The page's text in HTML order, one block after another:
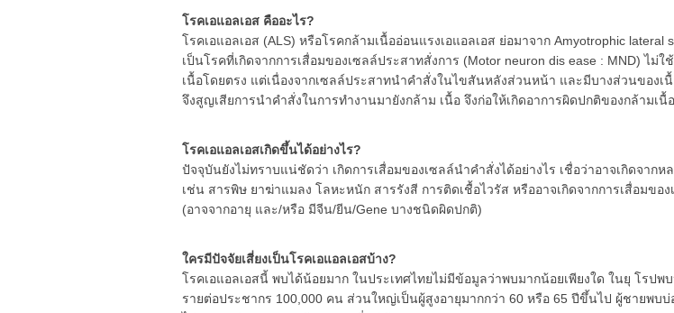
โรคเอแอลเอส คืออะไร?
โรคเอแอลเอส (ALS) หรือโรคกล้ามเนื้ออ่อนแรงเอแอลเอส ย่อมาจาก Amyotrophic lateral
เป็นโรคที่เกิดจากการเสื่อมของเซลล์ประสาทสั่งการ (Motor neuron dis ease : MND) ไม่ใ
เนื้อโดยตรง แต่เนื่องจากเซลล์ประสาทนำคำสั่งในไขสันหลังส่วนหน้า และมีบางส่วนของเนื้
จึงสูญเสียการนำคำสั่งในการทำงานมายังกล้าม เนื้อ จึงก่อให้เกิดอาการผิดปกติของกล้ามเนื้
โรคเอแอลเอสเกิดขึ้นได้อย่างไร?
ปัจจุบันยังไม่ทราบแน่ชัดว่า เกิดการเสื่อมของเซลล์นำคำสั่งได้อย่างไร เชื่อว่าอาจเกิดจากห
เช่น สารพิษ ยาฆ่าแมลง โลหะหนัก สารรังสี การติดเชื้อไวรัส หรืออาจเกิดจากการเสื่อมของ
(อาจจากอายุ และ/หรือ มีจีน/ยีน/Gene บางชนิดผิดปกติ)
ใครมีปัจจัยเสี่ยงเป็นโรคเอแอลเอสบ้าง?
โรคเอแอลเอสนี้ พบได้น้อยมาก ในประเทศไทยไม่มีข้อมูลว่าพบมากน้อยเพียงใด ในยุ โรปพ
รายต่อประชากร 100,000 คน ส่วนใหญ่เป็นผู้สูงอายุมากกว่า 60 หรือ 65 ปีขึ้นไป ผู้ชายพบบ่